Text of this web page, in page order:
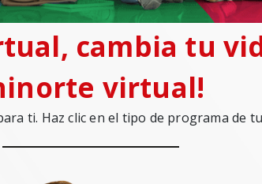
cambia tu
virtual!
ti. Haz clic en el tipo de programa de